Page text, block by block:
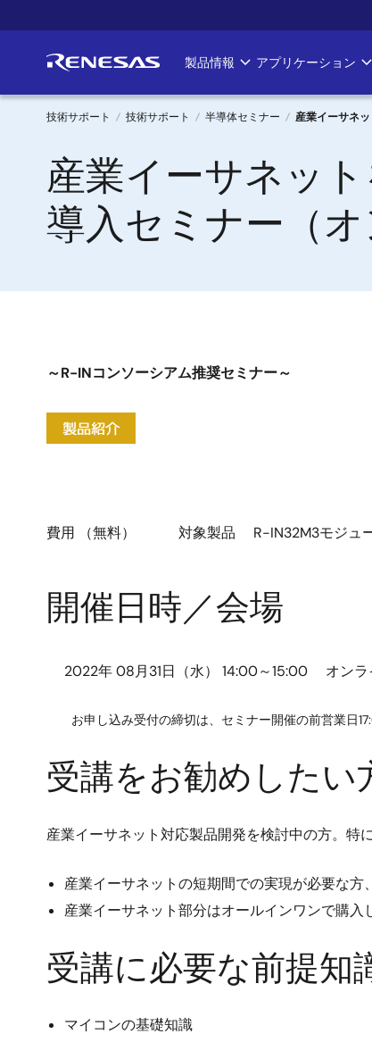
イ
ン
Main
navigation
製品情報 アプリケーション
パ
ン
く
技術サポート 技術サポート 半導体セミナー 産業イーサネ
産業イーサネッ
導入セミナー（オ
～R-INコンソーシアム推奨セミナー～
像
費用 （無料） 対象製品 R-IN32M3モジュ
開催日時／会場
2022年 08月31日（水） 14:00～15:00 オンラ
お申し込み受付の締切は、セミナー開催の前営業日
受講をお勧めしたい
産業イーサネット対応製品開発を検討中の方。特
産業イーサネットの短期間での実現が必要な
産業イーサネット部分はオールインワンで購
受講に必要な前提知
マイコンの基礎知識